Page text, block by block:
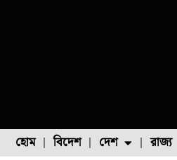
হোম বিদেশ দেশ রাজ্য